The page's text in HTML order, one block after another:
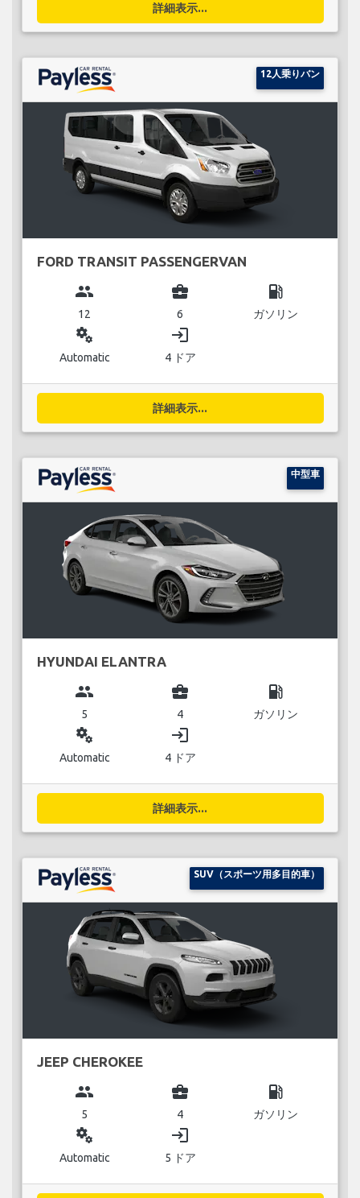
詳細表示...
12人乗りバン
FORD TRANSIT PASSENGERVAN
group
12
business_center
6
local_gas_station
ガソリン
miscellaneous_services
Automatic
login
4 ドア
詳細表示...
中型車
HYUNDAI ELANTRA
group
5
business_center
4
local_gas_station
ガソリン
miscellaneous_services
Automatic
login
4 ドア
詳細表示...
SUV（スポーツ用多目的車）
JEEP CHEROKEE
group
5
business_center
4
local_gas_station
ガソリン
miscellaneous_services
Automatic
login
5 ドア